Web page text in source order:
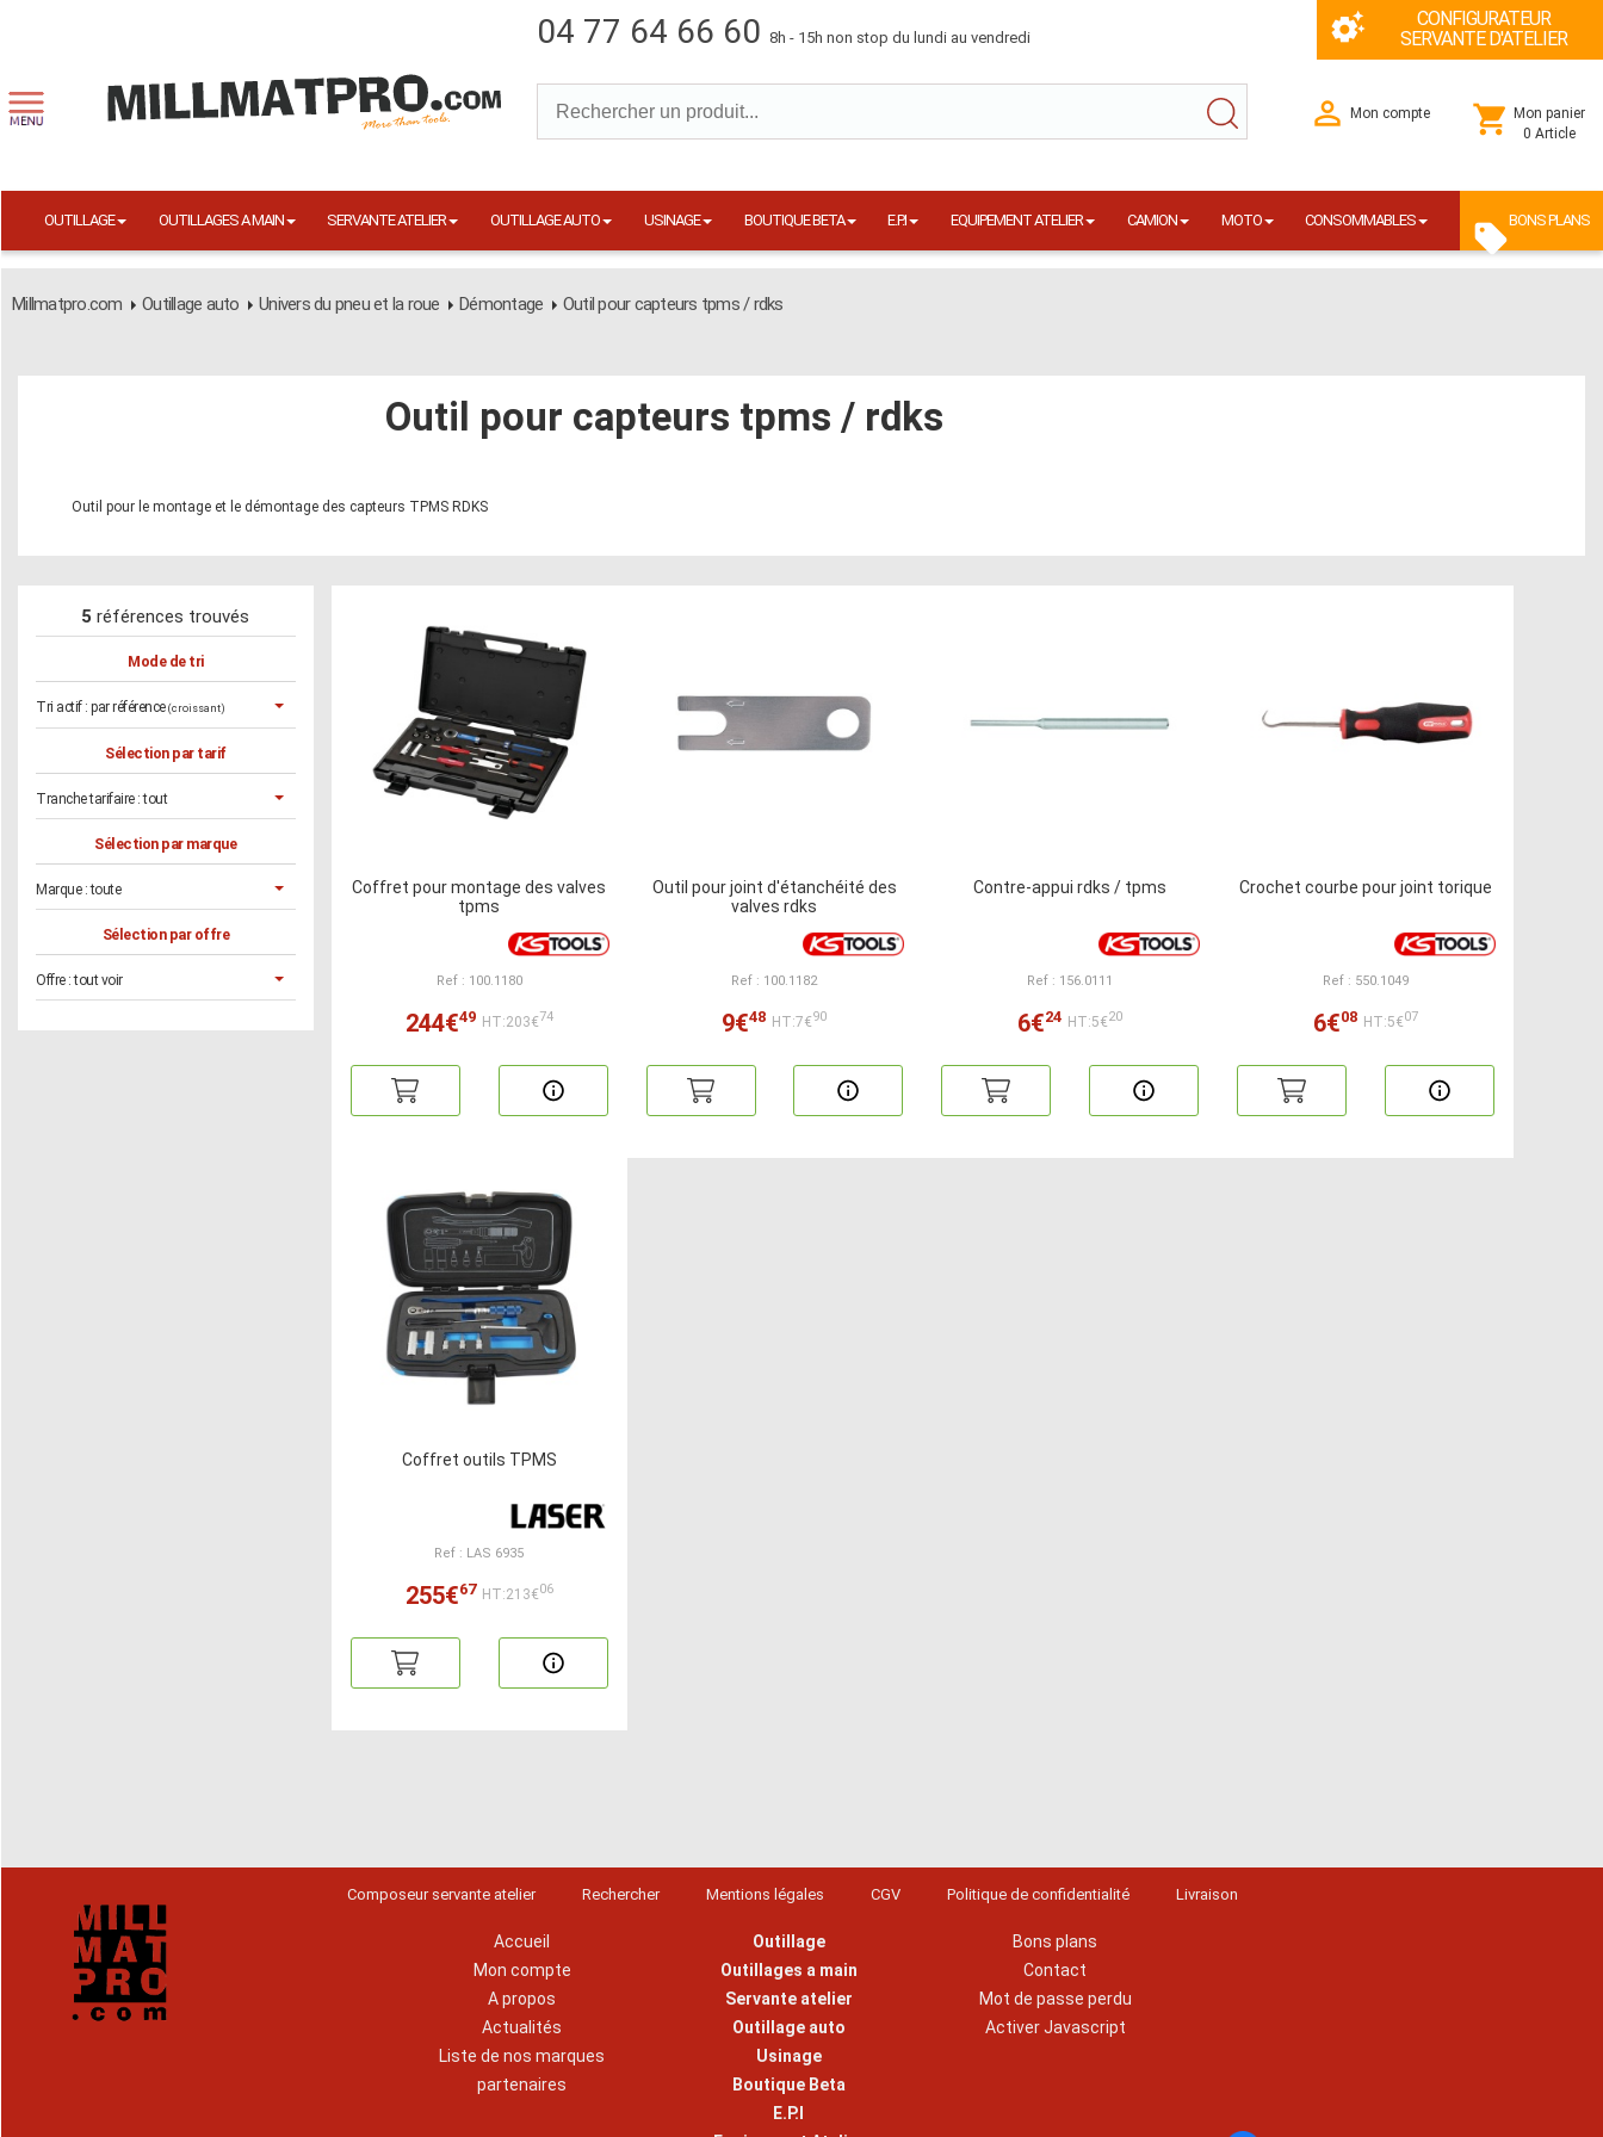
04 77 64 66 60 8h - 15h non stop du lundi au vendredi
CONFIGURATEUR
SERVANTE D'ATELIER
Mon compte
Mon panier
0 Article
OUTILLAGE OUTILLAGES A MAIN SERVANTE ATELIER OUTILLAGE AUTO USINAGE BOUTIQUE BETA E.P.I EQUIPEMENT ATELIER CAMION MOTO CONSOMMABLES BONS PLANS
Millmatpro.com Outillage auto Univers du pneu et la roue Démontage Outil pour capteurs tpms / rdks
Outil pour capteurs tpms / rdks
Outil pour le montage et le démontage des capteurs TPMS RDKS
5 références trouvés
Mode de tri
Tri actif : par référence (croissant)
Sélection par tarif
Tranche tarifaire :tout
Sélection par marque
Marque :toute
Sélection par offre
Offre :tout voir
Coffret pour montage des valves
tpms
Ref : 100.1180
244€49 HT:203€74
Outil pour joint d'étanchéité des
valves rdks
Ref : 100.1182
9€48 HT:7€90
Contre-appui rdks / tpms
Ref : 156.0111
6€24 HT:5€20
Crochet courbe pour joint torique
Ref : 550.1049
6€08 HT:5€07
Coffret outils TPMS
Ref : LAS 6935
255€67 HT:213€06
Composeur servante atelier Rechercher Mentions légales CGV Politique de confidentialité Livraison
Accueil
Mon compte
A propos
Actualités
Liste de nos marques
partenaires
Outillage
Outillages a main
Servante atelier
Outillage auto
Usinage
Boutique Beta
E.P.I
Bons plans
Contact
Mot de passe perdu
Activer Javascript